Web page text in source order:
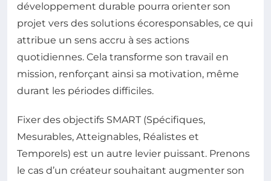
développement durable pourra orienter son
projet vers des solutions écoresponsables, ce qui
attribue un sens accru à ses actions
quotidiennes. Cela transforme son travail en
mission, renforçant ainsi sa motivation, même
durant les périodes difficiles.
Fixer des objectifs SMART (Spécifiques,
Mesurables, Atteignables, Réalistes et
Temporels) est un autre levier puissant. Prenons
le cas d’un créateur souhaitant augmenter son